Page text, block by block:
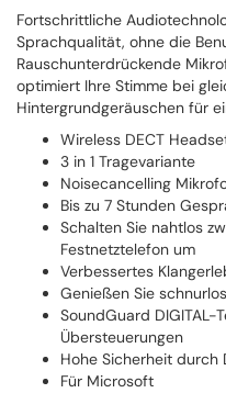
Fortschrittliche
Sprachqualität, ohne die
Rauschunterdrückende
optimiert Ihre Stimme bei
Hintergrundgeräuschen für
Wireless DECT
3 in 1 Tragevariante
Noisecancelling
Bis zu 7 Stunden
Schalten Sie nahtlos
Festnetztelefon um
Verbessertes
Genießen Sie
SoundGuard DIGITAL-
Übersteuerungen
Hohe Sicherheit durch
Für Microsoft